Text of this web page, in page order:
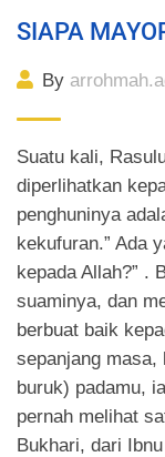
SIAPA
By
Suatu kali,
diperlihatkan
penghuninya
kekufuran.” Ada
kepada Allah?” .
suaminya, dan
berbuat baik
sepanjang masa,
buruk) padamu,
pernah melihat
Bukhari, dari Ibnu